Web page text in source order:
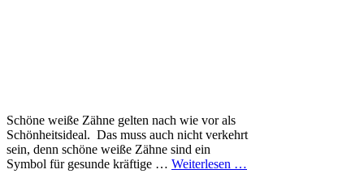
Schöne weiße Zähne gelten nach wie vor als
Schönheitsideal. Das muss auch nicht verkehrt
sein, denn schöne weiße Zähne sind ein
Symbol für gesunde kräftige … Weiterlesen …